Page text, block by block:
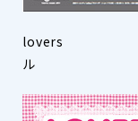
ル